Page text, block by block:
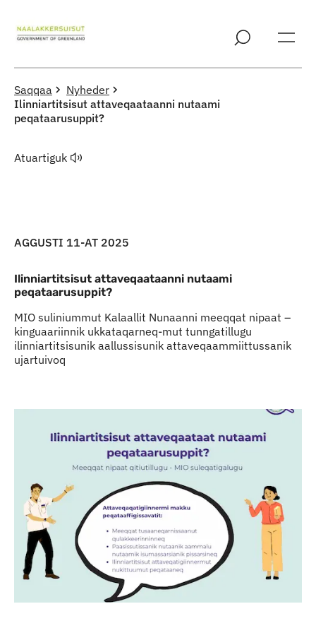
Saqqaa
Nyheder
Ilinniartitsisut attaveqaataanni nutaami
peqataarusuppit?
Atuartiguk
AGGUSTI 11-AT 2025
Ilinniartitsisut attaveqaataanni nutaami
peqataarusuppit?
MIO suliniummut Kalaallit Nunaanni meeqqat nipaat –
kinguaariinnik ukkataqarneq-mut tunngatillugu
ilinniartitsisunik aallussisunik attaveqaammiittussanik
ujartuivoq